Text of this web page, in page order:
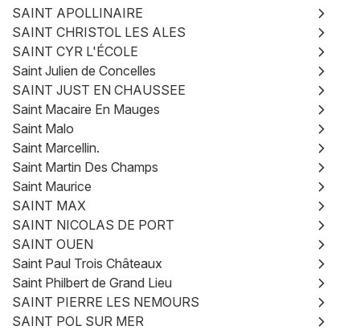
SAINT APOLLINAIRE
SAINT CHRISTOL LES ALES
SAINT CYR L'ÉCOLE
Saint Julien de Concelles
SAINT JUST EN CHAUSSEE
Saint Macaire En Mauges
Saint Malo
Saint Marcellin.
Saint Martin Des Champs
Saint Maurice
SAINT MAX
SAINT NICOLAS DE PORT
SAINT OUEN
Saint Paul Trois Châteaux
Saint Philbert de Grand Lieu
SAINT PIERRE LES NEMOURS
SAINT POL SUR MER